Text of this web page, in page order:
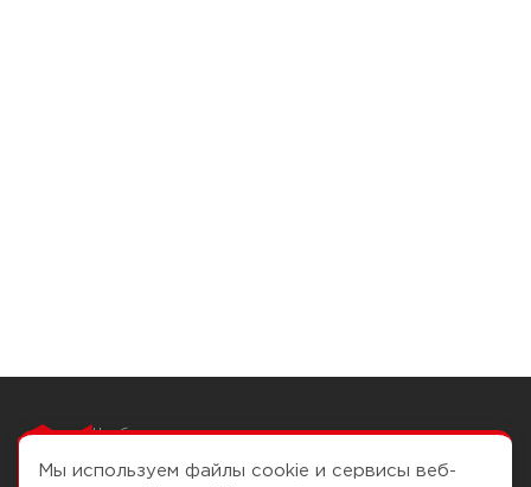
Чтобы вам легко
Мы используем файлы cookie и сервисы веб-